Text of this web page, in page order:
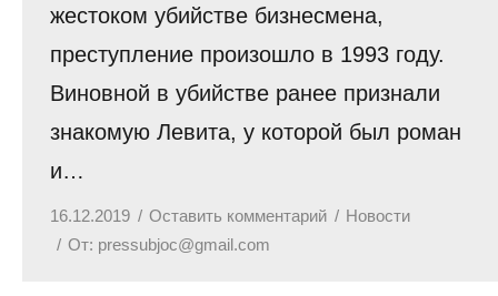
жестоком убийстве бизнесмена,
преступление произошло в 1993 году.
Виновной в убийстве ранее признали
знакомую Левита, у которой был роман
и…
16.12.2019 Оставить комментарий
Новости
От: pressubjoc@gmail.com